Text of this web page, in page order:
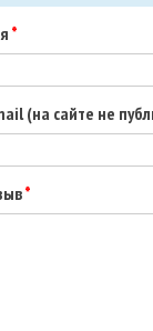
(на сайте не